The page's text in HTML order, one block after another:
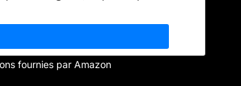
fournies par Amazon